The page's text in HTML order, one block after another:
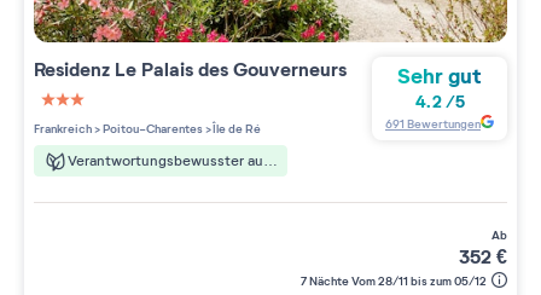
Residenz Le Palais des Gouverneurs
3 étoiles sur 5
Frankreich>Poitou-Charentes>Île de Ré
Verantwortungsbewusster aufenthalt
Sehr gut
4.2/5
691 Bewertungen
ab
352€
7 Nächte Vom 28/11 bis zum 05/12